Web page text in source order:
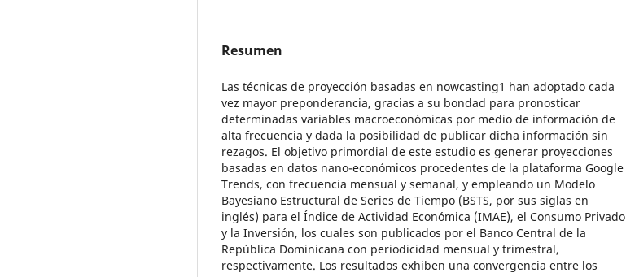
Resumen
Las técnicas de proyección basadas en nowcasting1 han adoptado cada
vez mayor preponderancia, gracias a su bondad para pronosticar
determinadas variables macroeconómicas por medio de información de
alta frecuencia y dada la posibilidad de publicar dicha información sin
rezagos. El objetivo primordial de este estudio es generar proyecciones
basadas en datos nano-económicos procedentes de la plataforma Google
Trends, con frecuencia mensual y semanal, y empleando un Modelo
Bayesiano Estructural de Series de Tiempo (BSTS, por sus siglas en
inglés) para el Índice de Actividad Económica (IMAE), el Consumo Privado
y la Inversión, los cuales son publicados por el Banco Central de la
República Dominicana con periodicidad mensual y trimestral,
respectivamente. Los resultados exhiben una convergencia entre los